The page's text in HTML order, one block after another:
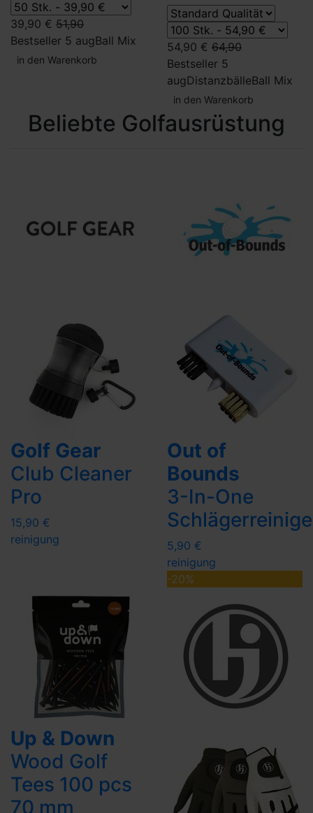
39,90 € 51,90
Bestseller 5 augBall Mix
in den Warenkorb
54,90 € 64,90
Bestseller 5
augDistanzbälleBall Mix
in den Warenkorb
Beliebte Golfausrüstung
Golf Gear
Club Cleaner
Pro
15,90 €
reinigung
Out of
Bounds
3-In-One
5,90 €
reinigung
Up & Down
Wood Golf
Tees 100 pcs
70 mm
-20%